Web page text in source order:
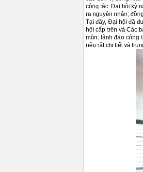
công tác. Đại hội kỳ
ra nguyên nhân;
Tại đây, Đại hội đã
hội cấp trên và Các
môn; lãnh đạo công
nêu rất chi tiết và